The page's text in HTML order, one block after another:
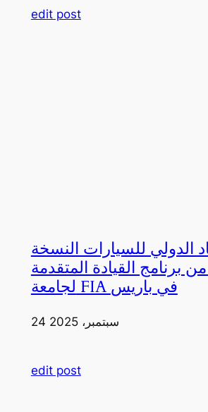
edit post
الدولي للسيارات النسخة
من برنامج القيادة المتقدمة
لجامعة FIA في باريس
24 سبتمبر، 2025
edit post